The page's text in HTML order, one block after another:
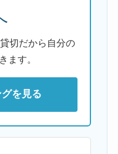
切だから自分の
ます。
を見る